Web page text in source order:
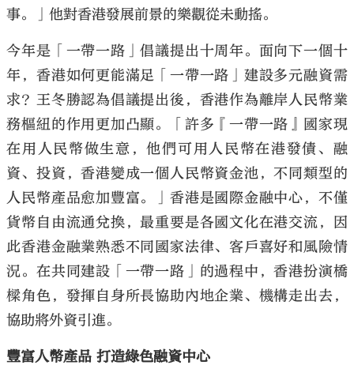
事。」他對香港發展前景的樂觀從未動搖。
今年是「一帶一路」倡議提出十周年。面向下一個十
年，香港如何更能滿足「一帶一路」建設多元融資需
求？王冬勝認為倡議提出後，香港作為離岸人民幣業
務樞紐的作用更加凸顯。「許多『一帶一路』國家現
在用人民幣做生意，他們可用人民幣在港發債、融
資、投資，香港變成一個人民幣資金池，不同類型的
人民幣產品愈加豐富。」香港是國際金融中心，不僅
貨幣自由流通兌換，最重要是各國文化在港交流，因
此香港金融業熟悉不同國家法律、客戶喜好和風險情
況。在共同建設「一帶一路」的過程中，香港扮演橋
樑角色，發揮自身所長協助內地企業、機構走出去，
協助將外資引進。
豐富人幣產品 打造綠色融資中心